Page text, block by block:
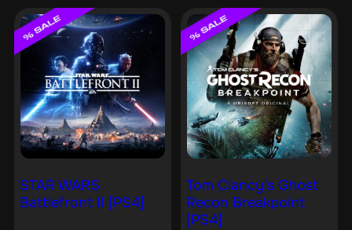
STAR WARS
Battlefront II [PS4]
Tom Clancy’s Ghost
Recon Breakpoint
[PS4]